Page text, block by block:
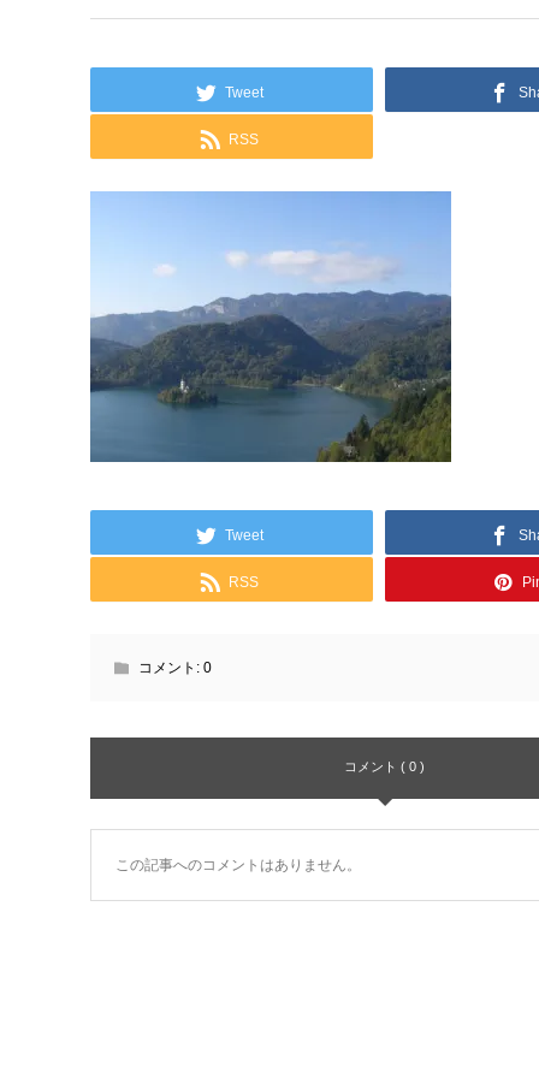
Tweet
RSS
Tweet
RSS
コメント: 0
コメント ( 0 )
この記事へのコメントはありません。